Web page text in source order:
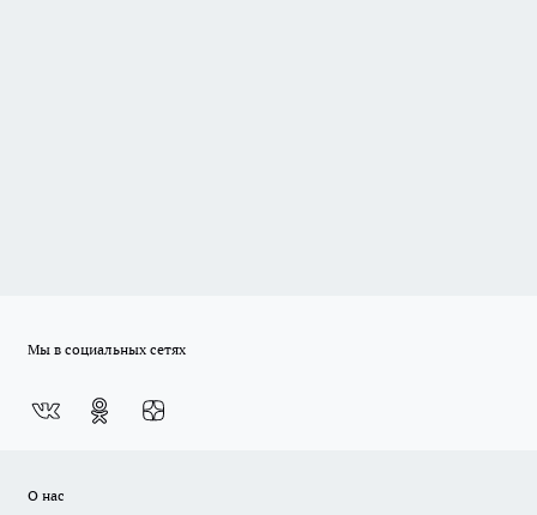
Мы в социальных сетях
О нас